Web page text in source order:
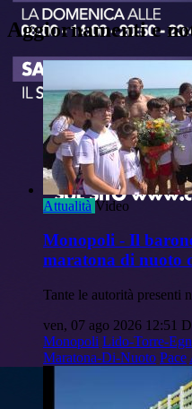
Aggiornamenti e
Attualità Video
Monopoli - Il
maratona di nuoto
Tante le autorità presenti
ven, 07 ago 2026 12:51
Monopoli Lido-Torre-
Maratona-Di-Nuoto Pace